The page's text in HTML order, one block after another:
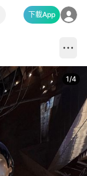
下載App
1/4